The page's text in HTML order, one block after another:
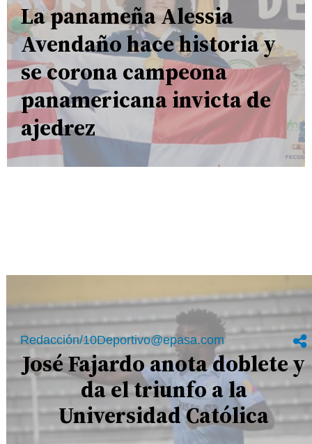
La panameña Alessia
Avendaño hace historia y
se corona campeona
panamericana invicta de
ajedrez
Redacción/10Deportivo@epasa.com
José Fajardo anota doblete y
da el triunfo a la
Universidad Católica